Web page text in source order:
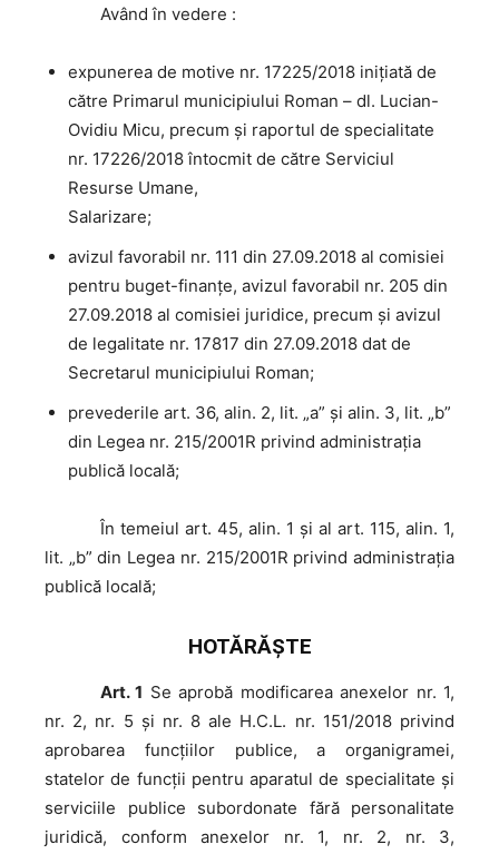
Având în vedere :
expunerea de motive nr. 17225/2018 iniţiată de
către Primarul municipiului Roman – dl. Lucian-
Ovidiu Micu, precum şi raportul de specialitate
nr. 17226/2018 întocmit de către Serviciul
Resurse Umane,
Salarizare;
avizul favorabil nr. 111 din 27.09.2018 al comisiei
pentru buget-finanţe, avizul favorabil nr. 205 din
27.09.2018 al comisiei juridice, precum şi avizul
de legalitate nr. 17817 din 27.09.2018 dat de
Secretarul municipiului Roman;
prevederile art. 36, alin. 2, lit. „a” şi alin. 3, lit. „b”
din Legea nr. 215/2001R privind administraţia
publică locală;
În temeiul art. 45, alin. 1 şi al art. 115, alin. 1,
lit. „b” din Legea nr. 215/2001R privind administraţia
publică locală;
HOTĂRĂŞTE
Art. 1 Se aprobă modificarea anexelor nr. 1,
nr. 2, nr. 5 şi nr. 8 ale H.C.L. nr. 151/2018 privind
aprobarea funcţiilor publice, a organigramei,
statelor de funcţii pentru aparatul de specialitate şi
serviciile publice subordonate fără personalitate
juridică, conform anexelor nr. 1, nr. 2, nr. 3,